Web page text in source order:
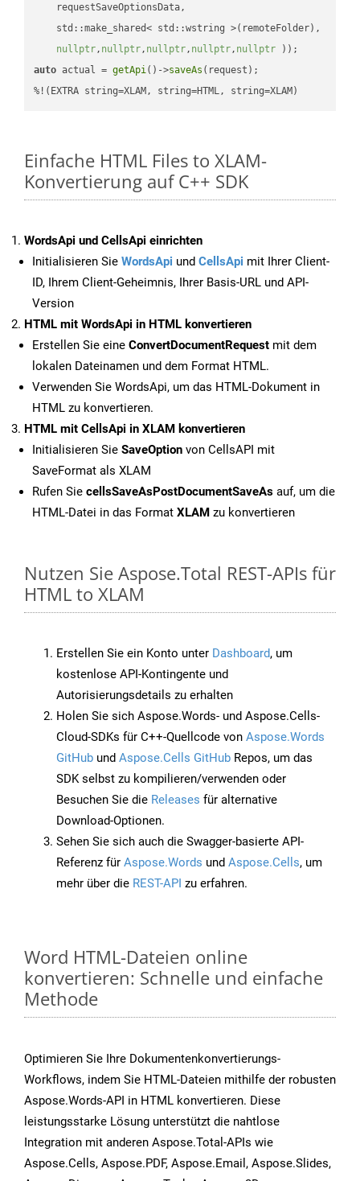
    requestSaveOptionsData,
    std::make_shared< std::wstring >(remoteFolder),
nullptr, nullptr, nullptr, nullptr, nullptr ))
auto actual = getApi()->saveAs (request);
%!(EXTRA string=XLAM, string=HTML, string=XLAM)
Einfache HTML Files to XLAM-
Konvertierung auf C++ SDK
WordsApi und CellsApi einrichten
Initialisieren Sie WordsApi und CellsApi mit Ihrer Client-
ID, Ihrem Client-Geheimnis, Ihrer Basis-URL und API-
Version
HTML mit WordsApi in HTML konvertieren
Erstellen Sie eine ConvertDocumentRequest mit dem
lokalen Dateinamen und dem Format HTML.
Verwenden Sie WordsApi, um das HTML-Dokument in
HTML zu konvertieren.
HTML mit CellsApi in XLAM konvertieren
Initialisieren Sie SaveOption von CellsAPI mit
SaveFormat als XLAM
Rufen Sie cellsSaveAsPostDocumentSaveAs auf, um die
HTML-Datei in das Format XLAM zu konvertieren
Nutzen Sie Aspose.Total REST-APIs für
HTML to XLAM
Erstellen Sie ein Konto unter Dashboard, um
kostenlose API-Kontingente und
Autorisierungsdetails zu erhalten
Holen Sie sich Aspose.Words- und Aspose.Cells-
Cloud-SDKs für C++-Quellcode von Aspose.Words
GitHub und Aspose.Cells GitHub Repos, um das
SDK selbst zu kompilieren/verwenden oder
Besuchen Sie die Releases für alternative
Download-Optionen.
Sehen Sie sich auch die Swagger-basierte API-
Referenz für Aspose.Words und Aspose.Cells, um
mehr über die REST-API zu erfahren.
Word HTML-Dateien online
konvertieren: Schnelle und einfache
Methode
Optimieren Sie Ihre Dokumentenkonvertierungs-
Workflows, indem Sie HTML-Dateien mithilfe der robusten
Aspose.Words-API in HTML konvertieren. Diese
leistungsstarke Lösung unterstützt die nahtlose
Integration mit anderen Aspose.Total-APIs wie
Aspose.Cells, Aspose.PDF, Aspose.Email, Aspose.Slides,